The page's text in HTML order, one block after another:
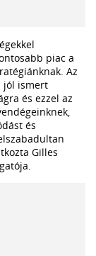
piac a
Az
jól ismert
és ezzel az
és
Gilles